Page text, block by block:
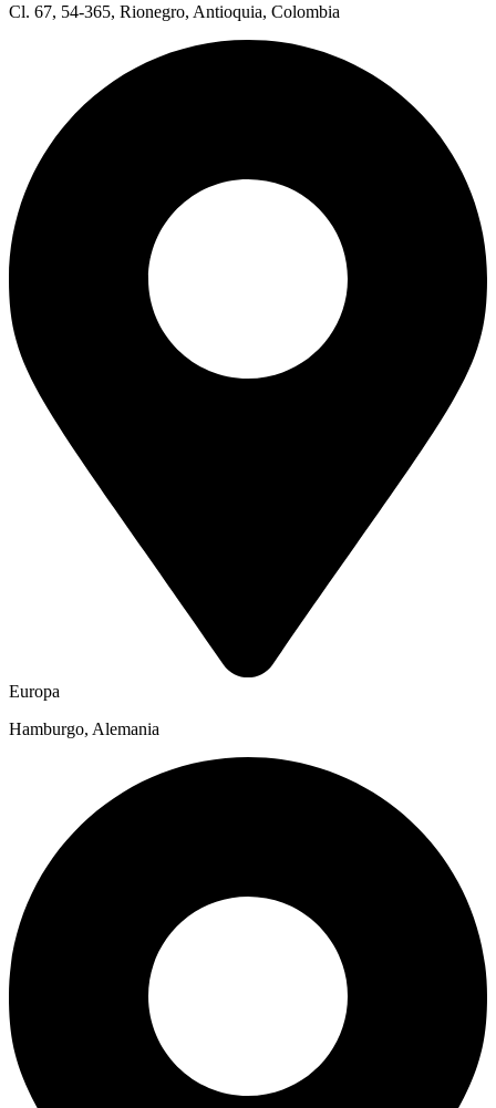
Cl. 67, 54-365, Rionegro, Antioquia, Colombia
Europa
Hamburgo, Alemania